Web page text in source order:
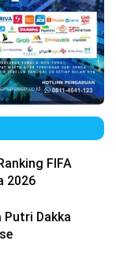
FIFA
2026
Putri Dakka